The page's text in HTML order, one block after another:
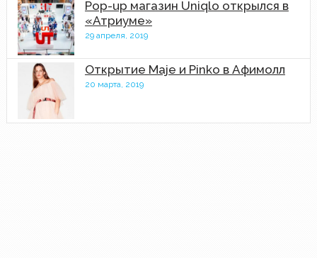
Pop-up магазин Uniqlo открылся в
«Атриуме»
29 апреля, 2019
Открытие Maje и Pinko в Афимолл
20 марта, 2019